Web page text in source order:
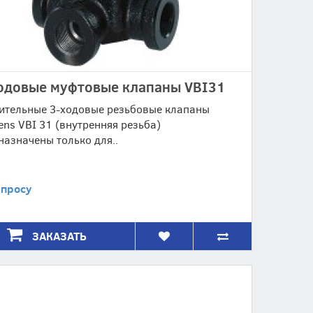
муфтовые клапаны VBI31
3-ходовые резьбовые клапаны
VBI 31 (внутренняя резьба)
только для..
ЗАКАЗАТЬ